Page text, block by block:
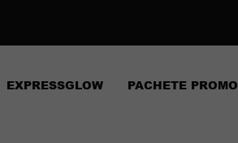
EXPRESSGLOW PACHETE PROMO